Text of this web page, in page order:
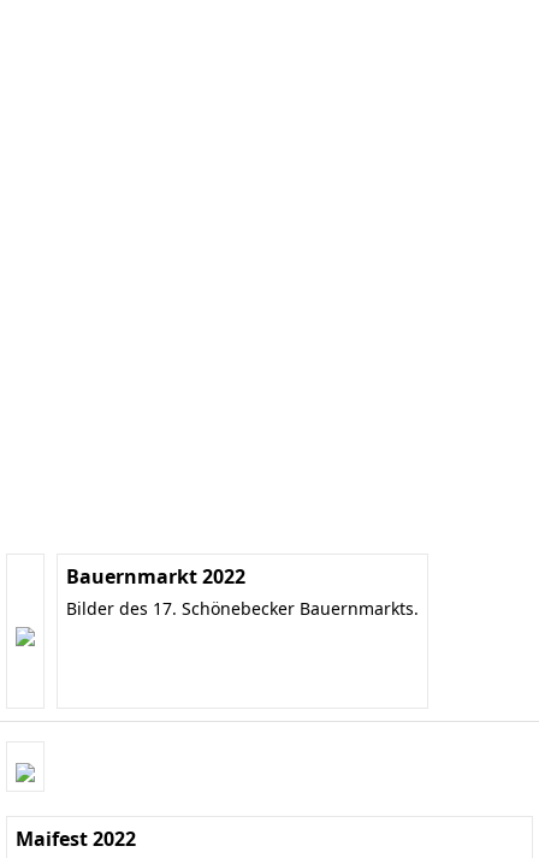
Bauernmarkt 2022
Bilder des 17. Schönebecker Bauernmarkts.
Maifest 2022